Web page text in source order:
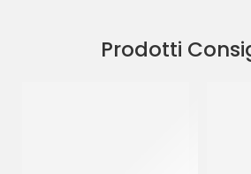
Prodotti